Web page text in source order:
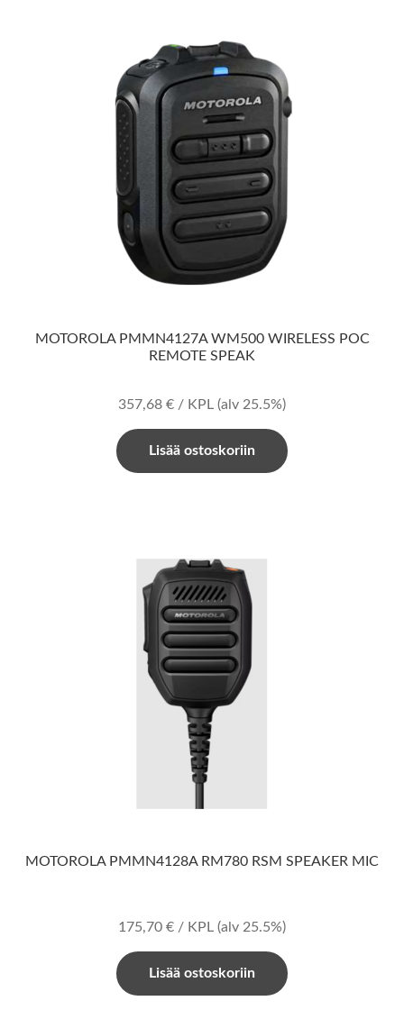
MOTOROLA PMMN4127A WM500 WIRELESS POC
REMOTE SPEAK
357,68 € / KPL (alv 25.5%)
Lisää ostoskoriin
MOTOROLA PMMN4128A RM780 RSM SPEAKER MIC
175,70 € / KPL (alv 25.5%)
Lisää ostoskoriin